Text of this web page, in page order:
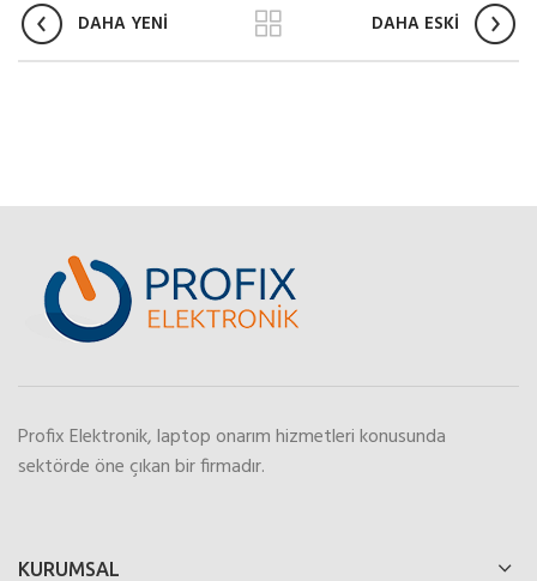
DAHA YENİ DAHA ESKİ
Profix Elektronik, laptop onarım hizmetleri konusunda
sektörde öne çıkan bir firmadır.
KURUMSAL